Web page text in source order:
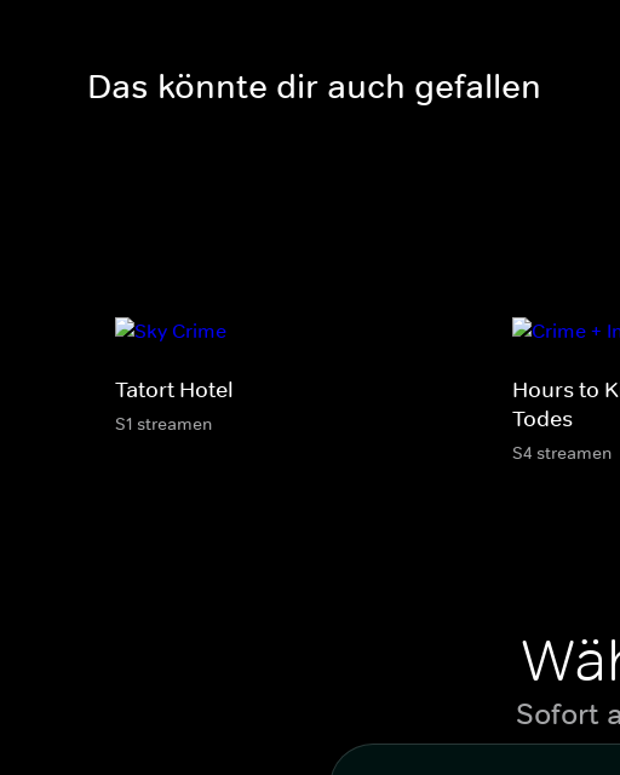
Das könnte dir auch gefallen
Tatort Hotel
S1 streamen
Hours to
Todes
S4 streamen
Sofort